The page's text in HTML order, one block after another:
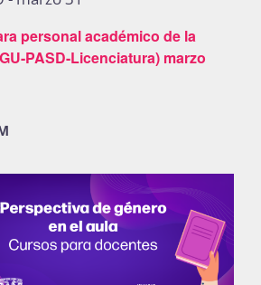
personal académico de la
PASD-Licenciatura) marzo